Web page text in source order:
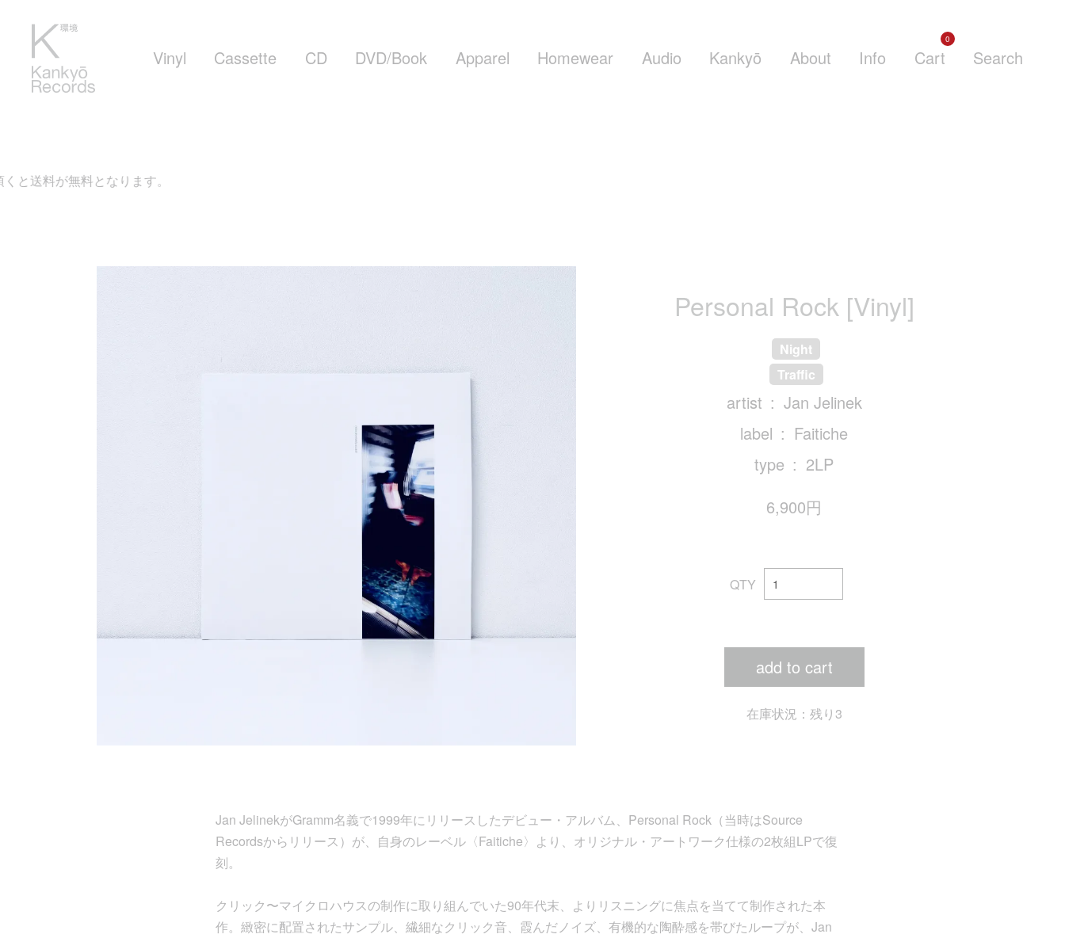
Vinyl Cassette CD DVD/Book Apparel Homewear Audio Kankyō About Info Cart
0
Search
ります。
Personal Rock [Vinyl]
Night
Traffic
artist
Jan Jelinek
label
Faitiche
type
2LP
6,900円
QTY
add to cart
在庫状況：残り3
Jan JelinekがGramm名義で1999年にリリースしたデビュー・アルバム、Personal Rock（当時はSource
Recordsからリリース）が、自身のレーベル〈Faitiche〉より、オリジナル・アートワーク仕様の2枚組LPで復
刻。
クリック〜マイクロハウスの制作に取り組んでいた90年代末、よりリスニングに焦点を当てて制作された本
作。緻密に配置されたサンプル、繊細なクリック音、霞んだノイズ、有機的な陶酔感を帯びたループが、Jan